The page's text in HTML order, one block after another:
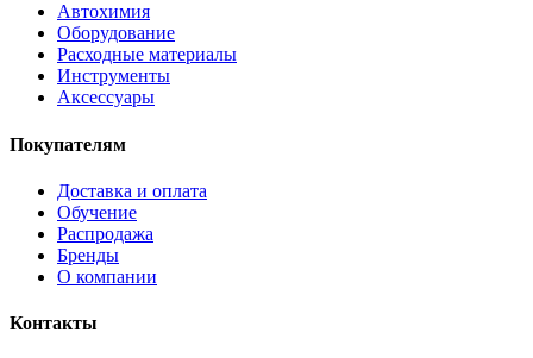
Автохимия
Оборудование
Расходные материалы
Инструменты
Аксессуары
Покупателям
Доставка и оплата
Обучение
Распродажа
Бренды
О компании
Контакты